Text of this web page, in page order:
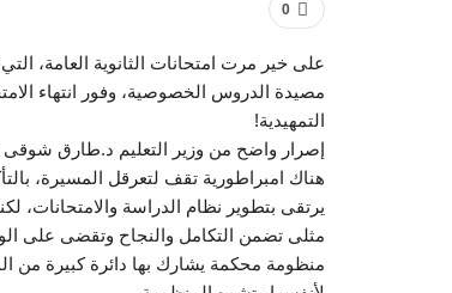
0
على خير مرت امتحانات الثانوية العامة،
مصيدة الدروس الخصوصية، وفور انتهاء
التمهيدية!
إصرار واضح من وزير التعليم د.طارق شوقى
هناك امبراطورية تقف لتعرقل المسيرة،
يرتقى بتطوير نظام الدراسة والامتحانات،
مثلى تضمن التكامل والنجاح وتقضى على
منظومة محكمة يشارك بها دائرة كبيرة من